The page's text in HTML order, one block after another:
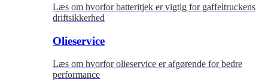
Læs om hvorfor batteritjek er vigtig for gaffeltruckens
driftsikkerhed
Olieservice
Læs om hvorfor olieservice er afgørende for bedre
performance